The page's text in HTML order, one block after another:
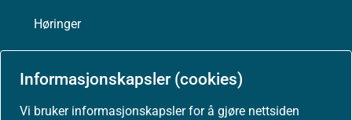
Informasjonskapsler (cookies)
Vi bruker informasjonskapsler for å gjøre nettsiden
Høringer